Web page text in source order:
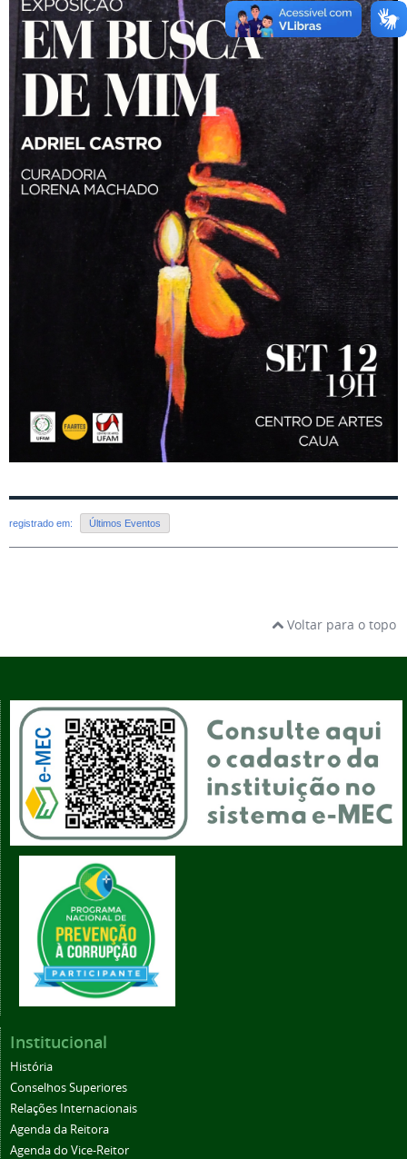
registrado em: Últimos Eventos
Voltar para o topo
Institucional
História
Conselhos Superiores
Relações Internacionais
Agenda da Reitora
Agenda do Vice-Reitor